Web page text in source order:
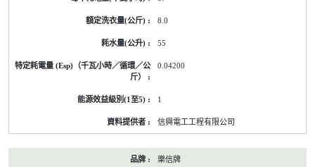
8.0
55
0.04200
1
信興電工工程有限公司
樂信牌